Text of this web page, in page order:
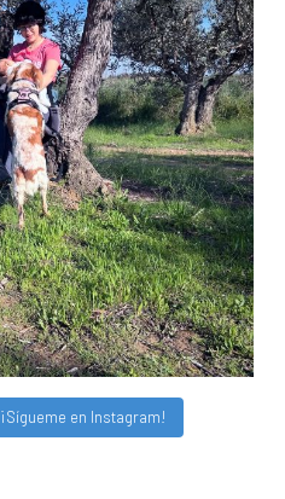
¡Sígueme en Instagram!